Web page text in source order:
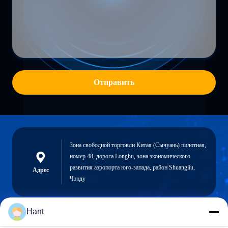
Отправить
Адрес
Зона свободной торговли Китая (Сычуань) пилотная,
номер 48, дорога Longhu, зона экономического
развития аэропорта юго-запада, район Shuangliu,
Чэнду
Hant